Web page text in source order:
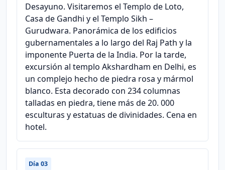
Desayuno. Visitaremos el Templo de Loto,
Casa de Gandhi y el Templo Sikh –
Gurudwara. Panorámica de los edificios
gubernamentales a lo largo del Raj Path y la
imponente Puerta de la India. Por la tarde,
excursión al templo Akshardham en Delhi, es
un complejo hecho de piedra rosa y mármol
blanco. Esta decorado con 234 columnas
talladas en piedra, tiene más de 20. 000
esculturas y estatuas de divinidades. Cena en
hotel.
Día 03